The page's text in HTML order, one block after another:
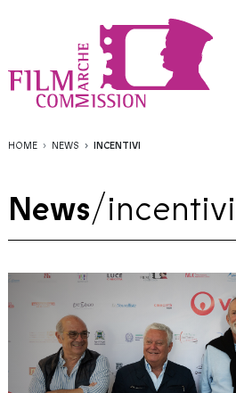
HOME NEWS INCENTIVI
News/incentivi